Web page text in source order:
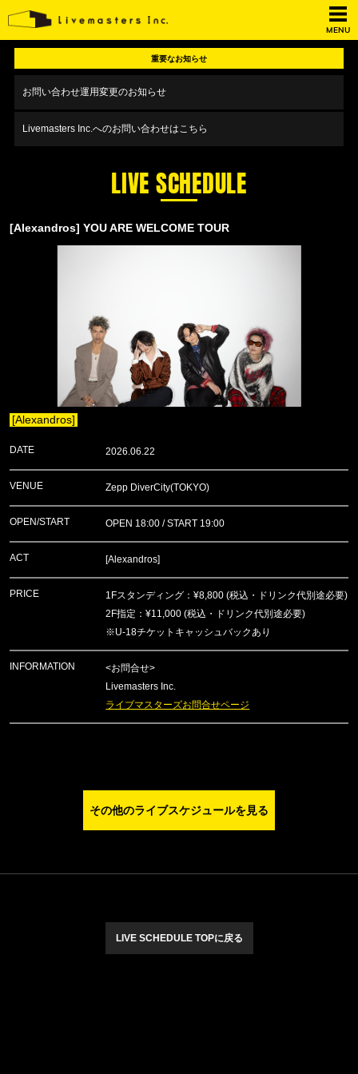
MENU
重要なお知らせ
お問い合わせ運用変更のお知らせ
Livemasters Inc.へのお問い合わせはこちら
LIVE SCHEDULE
[Alexandros] YOU ARE WELCOME TOUR
[Alexandros]
DATE 2026.06.22
VENUE Zepp DiverCity(TOKYO)
OPEN/START OPEN 18:00 / START 19:00
ACT [Alexandros]
PRICE
1Fスタンディング：¥8,800 (税込・ドリンク代別途必要)
2F指定：¥11,000 (税込・ドリンク代別途必要)
※U-18チケットキャッシュバックあり
INFORMATION
<お問合せ>
Livemasters Inc.
ライブマスターズお問合せページ
その他のライブスケジュールを見る
LIVE SCHEDULE TOPに戻る